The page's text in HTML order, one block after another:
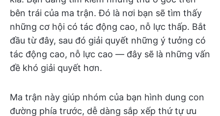
bên trái của ma trận. Đó là nơi bạn sẽ tìm thấy
những cơ hội có tác động cao, nỗ lực thấp. Bắt
đầu từ đây, sau đó giải quyết những ý tưởng có
tác động cao, nỗ lực cao — đây sẽ là những vấn
đề khó giải quyết hơn.
Ma trận này giúp nhóm của bạn hình dung con
đường phía trước, dễ dàng sắp xếp thứ tự ưu